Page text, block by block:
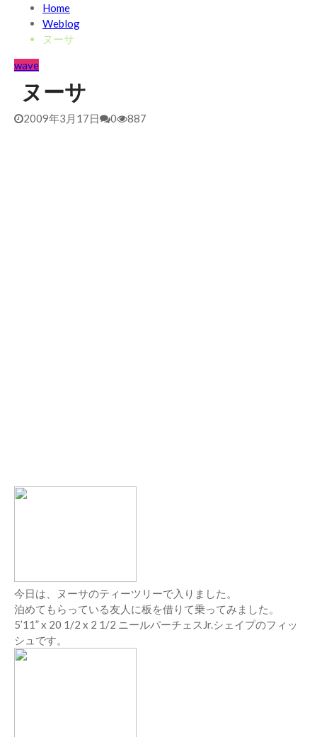
2026/7/28 御前崎方面 よれ入ったダンパー多め
年7月28日
2026/5/25 御前崎方面 カレント強くブレイク続かず
2026年5月25日
2026/5/13 静波 ダンパー中心
Home
Weblog
ヌーサ
wave
ヌーサ
2009年3月17日 0 887
今日は、ヌーサのティーツリーで入りました。
泊めてもらっている友人に板を借りて乗ってみました。
5’11” x 20 1/2 x 2 1/2 ニールパーチェスJr.シェイプのフィッ
シュです。